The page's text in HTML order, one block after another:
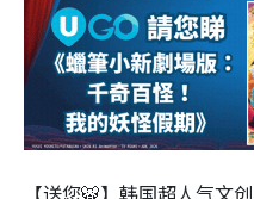
【送您🐯】韩国超人气文